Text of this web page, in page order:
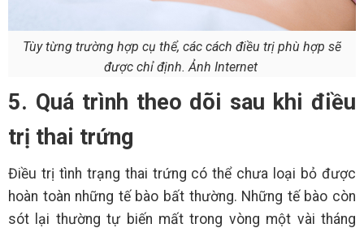
Tùy từng trường hợp cụ thể, các cách điều trị phù hợp sẽ
được chỉ định. Ảnh Internet
5. Quá trình theo dõi sau khi điều
trị thai trứng
Điều trị tình trạng thai trứng có thể chưa loại bỏ được
hoàn toàn những tế bào bất thường. Những tế bào còn
sót lại thường tự biến mất trong vòng một vài tháng